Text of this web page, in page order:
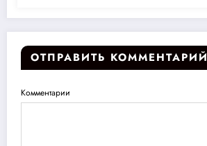
ОТПРАВИТЬ КОММЕНТАРИЙ
Комментарии